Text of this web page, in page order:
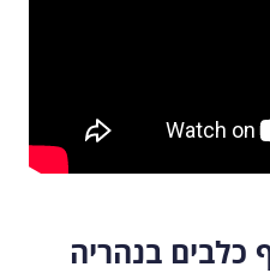
כלבים בנהריה